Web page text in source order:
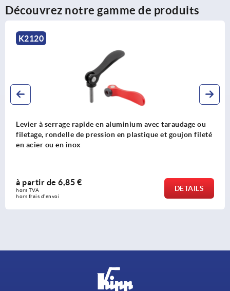
Découvrez notre gamme de produits
taraudage ou
et goujon fileté
DÉTAILS
Levier à serrage rapide en inox
rondelle de pression et goujon
14,09 €